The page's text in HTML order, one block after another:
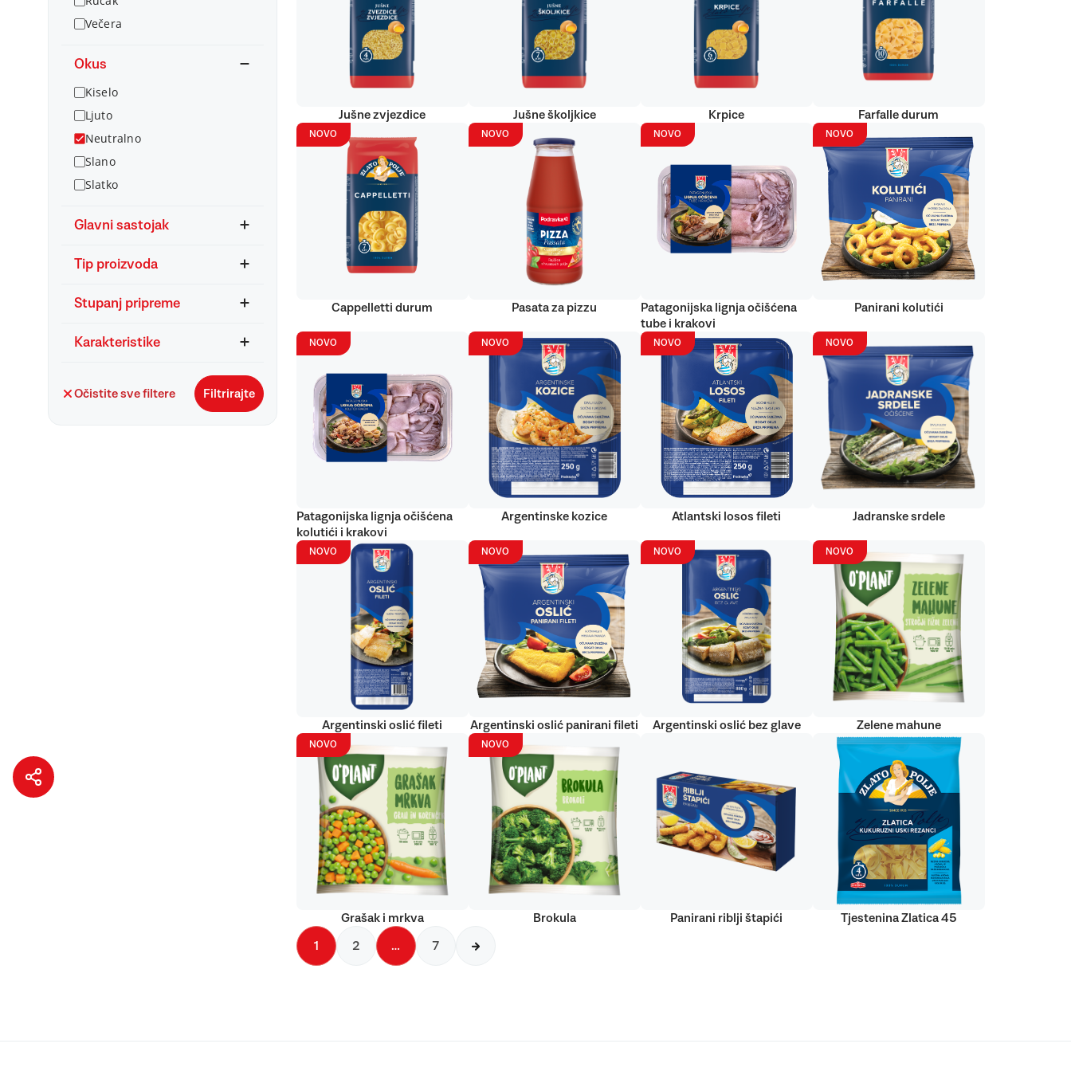
Večera
Okus
Kiselo
Ljuto
Neutralno
Slano
Slatko
Glavni sastojak
Tip proizvoda
Stupanj pripreme
Karakteristike
Očistite sve filtere Filtrirajte
Jušne zvjezdice Jušne školjkice Krpice Farfalle durum
NOVO
Cappelletti durum
NOVO
Pasata za pizzu
NOVO
Patagonijska lignja očišćena
tube i krakovi
NOVO
Panirani kolutići
NOVO
Patagonijska lignja očišćena
kolutići i krakovi
NOVO
Argentinske kozice
NOVO
Atlantski losos fileti
NOVO
Jadranske srdele
NOVO
Argentinski oslić fileti
NOVO
Argentinski oslić panirani fileti
NOVO
Argentinski oslić bez glave
NOVO
Zelene mahune
NOVO
Grašak i mrkva
NOVO
Brokula Panirani riblji štapići Tjestenina Zlatica 45
1 2 … 7